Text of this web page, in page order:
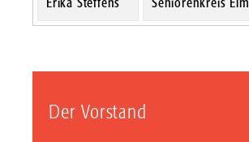
Der Vorstand